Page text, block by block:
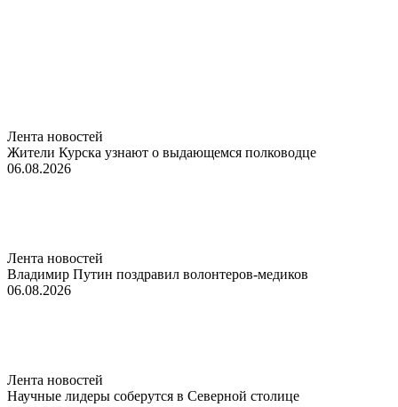
Лента новостей
Жители Курска узнают о выдающемся полководце
06.08.2026
Лента новостей
Владимир Путин поздравил волонтеров-медиков
06.08.2026
Лента новостей
Научные лидеры соберутся в Северной столице